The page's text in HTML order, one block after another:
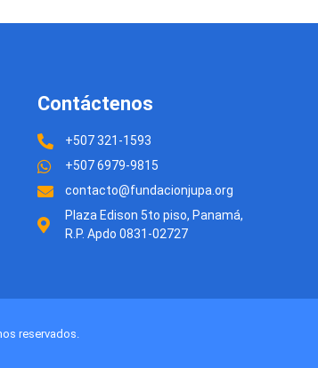
Contáctenos
+507 321-1593
+507 6979-9815
contacto@fundacionjupa.org
Plaza Edison 5to piso, Panamá,
R.P. Apdo 0831-02727
reservados.